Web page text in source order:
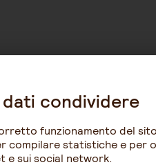
condividere
funzionamento del
compilare statistiche e per
e sui social network.